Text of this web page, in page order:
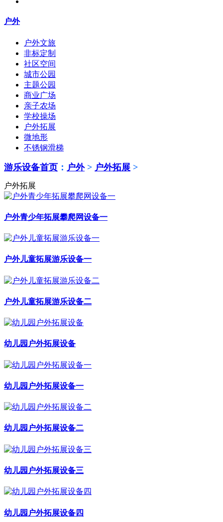
户外
户外文旅
非标定制
社区空间
城市公园
主题公园
商业广场
亲子农场
学校操场
户外拓展
微地形
不锈钢滑梯
游乐设备首页 ： 户外> 户外拓展 >
户外拓展
户外青少年拓展攀爬网设备一
户外儿童拓展游乐设备一
户外儿童拓展游乐设备二
幼儿园户外拓展设备
幼儿园户外拓展设备一
幼儿园户外拓展设备二
幼儿园户外拓展设备三
幼儿园户外拓展设备四